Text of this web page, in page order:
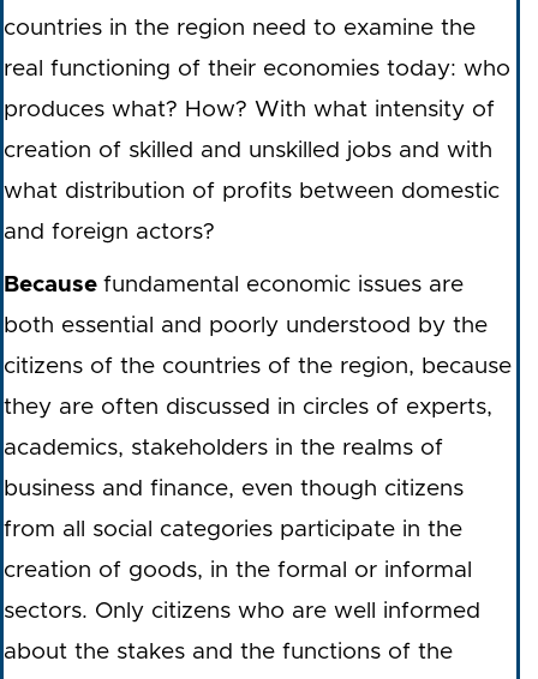
countries in the region need to examine the
real functioning of their economies today: who
produces what? How? With what intensity of
creation of skilled and unskilled jobs and with
what distribution of profits between domestic
and foreign actors?
Because fundamental economic issues are
both essential and poorly understood by the
citizens of the countries of the region, because
they are often discussed in circles of experts,
academics, stakeholders in the realms of
business and finance, even though citizens
from all social categories participate in the
creation of goods, in the formal or informal
sectors. Only citizens who are well informed
about the stakes and the functions of the